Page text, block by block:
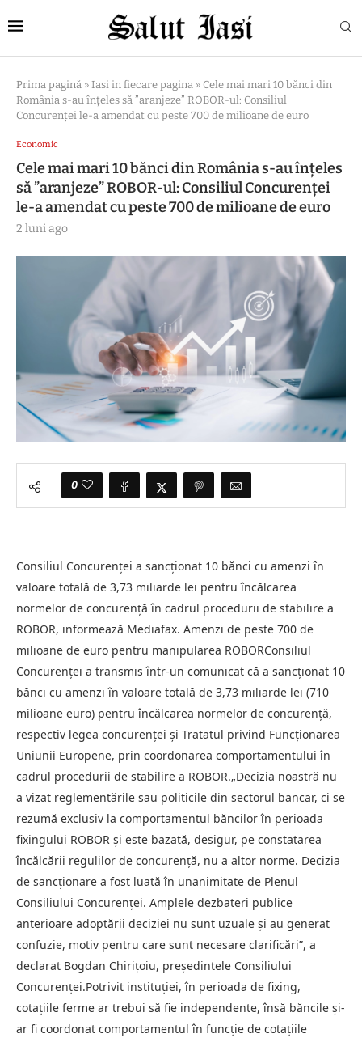
Prima pagină » Iasi in fiecare pagina » Cele mai mari 10 bănci din
România s-au înțeles să ”aranjeze” ROBOR-ul: Consiliul
Concurenței le-a amendat cu peste 700 de milioane de euro
Economic
Cele mai mari 10 bănci din România s-au înțeles
să ”aranjeze” ROBOR-ul: Consiliul Concurenței
le-a amendat cu peste 700 de milioane de euro
2 luni ago
0
Consiliul Concurenței a sancționat 10 bănci cu amenzi în
valoare totală de 3,73 miliarde lei pentru încălcarea
normelor de concurență în cadrul procedurii de stabilire a
ROBOR, informează Mediafax. Amenzi de peste 700 de
milioane de euro pentru manipularea ROBORConsiliul
Concurenței a transmis într-un comunicat că a sancționat 10
bănci cu amenzi în valoare totală de 3,73 miliarde lei (710
milioane euro) pentru încălcarea normelor de concurență,
respectiv legea concurenței și Tratatul privind Funcționarea
Uniunii Europene, prin coordonarea comportamentului în
cadrul procedurii de stabilire a ROBOR.„Decizia noastră nu
a vizat reglementările sau politicile din sectorul bancar, ci se
rezumă exclusiv la comportamentul băncilor în perioada
fixingului ROBOR și este bazată, desigur, pe constatarea
încălcării regulilor de concurență, nu a altor norme. Decizia
de sancționare a fost luată în unanimitate de Plenul
Consiliului Concurenței. Amplele dezbateri publice
anterioare adoptării deciziei nu sunt uzuale și au generat
confuzie, motiv pentru care sunt necesare clarificări”, a
declarat Bogdan Chirițoiu, președintele Consiliului
Concurenței.Potrivit instituției, în perioada de fixing,
cotațiile ferme ar trebui să fie independente, însă băncile și-
ar fi coordonat comportamentul în funcție de cotațiile